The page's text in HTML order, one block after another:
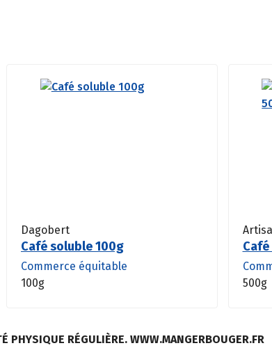
Dagobert
Café soluble 100g
Commerce équitable
100g
500g
PHYSIQUE RÉGULIÈRE. WWW.MANGERBOUGER.FR